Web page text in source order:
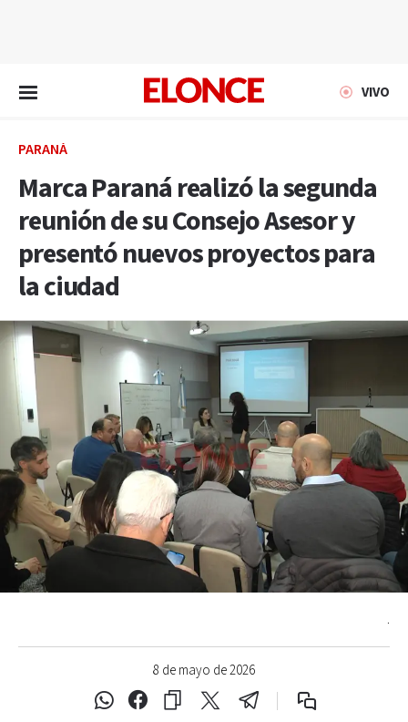
VIVO
PARANÁ
Marca Paraná realizó la segunda
reunión de su Consejo Asesor y
presentó nuevos proyectos para
la ciudad
8 de mayo de 2026
.